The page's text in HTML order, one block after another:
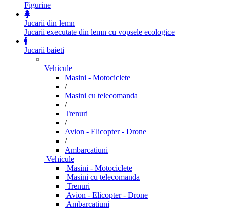
Figurine
Jucarii din lemn
Jucarii executate din lemn cu vopsele ecologice
Jucarii baieti
Vehicule
Masini - Motociclete
/
Masini cu telecomanda
/
Trenuri
/
Avion - Elicopter - Drone
/
Ambarcatiuni
Vehicule
Masini - Motociclete
Masini cu telecomanda
Trenuri
Avion - Elicopter - Drone
Ambarcatiuni